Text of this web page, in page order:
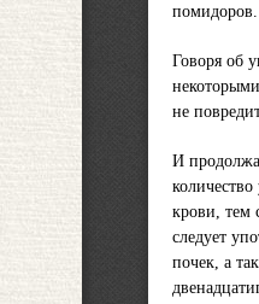
помидоров.
Говоря об
не
И
крови, тем
следует
почек, а